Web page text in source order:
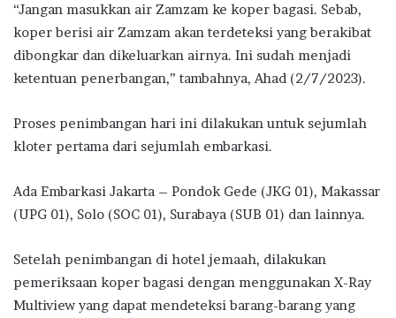
“Jangan masukkan air Zamzam ke koper bagasi. Sebab,
koper berisi air Zamzam akan terdeteksi yang berakibat
dibongkar dan dikeluarkan airnya. Ini sudah menjadi
ketentuan penerbangan,” tambahnya, Ahad (2/7/2023).
Proses penimbangan hari ini dilakukan untuk sejumlah
kloter pertama dari sejumlah embarkasi.
Ada Embarkasi Jakarta – Pondok Gede (JKG 01), Makassar
(UPG 01), Solo (SOC 01), Surabaya (SUB 01) dan lainnya.
Setelah penimbangan di hotel jemaah, dilakukan
pemeriksaan koper bagasi dengan menggunakan X-Ray
Multiview yang dapat mendeteksi barang-barang yang